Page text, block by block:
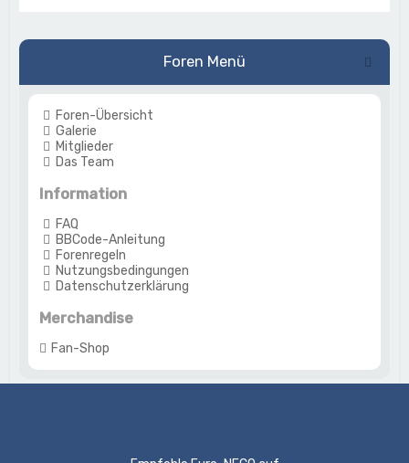
Foren Menü
Foren-Übersicht
Galerie
Mitglieder
Das Team
Information
FAQ
BBCode-Anleitung
Forenregeln
Nutzungsbedingungen
Datenschutzerklärung
Merchandise
Fan-Shop